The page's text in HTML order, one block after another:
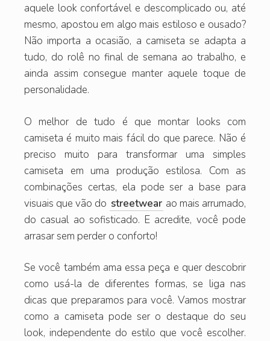
aquele look confortável e descomplicado ou, até
mesmo, apostou em algo mais estiloso e ousado?
Não importa a ocasião, a camiseta se adapta a
tudo, do rolê no final de semana ao trabalho, e
ainda assim consegue manter aquele toque de
personalidade.
O melhor de tudo é que montar looks com
camiseta é muito mais fácil do que parece. Não é
preciso muito para transformar uma simples
camiseta em uma produção estilosa. Com as
combinações certas, ela pode ser a base para
visuais que vão do streetwear ao mais arrumado,
do casual ao sofisticado. E acredite, você pode
arrasar sem perder o conforto!
Se você também ama essa peça e quer descobrir
como usá-la de diferentes formas, se liga nas
dicas que preparamos para você. Vamos mostrar
como a camiseta pode ser o destaque do seu
look, independente do estilo que você escolher.